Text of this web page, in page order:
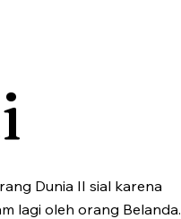
Dunia II sial karena
lagi oleh orang Belanda.